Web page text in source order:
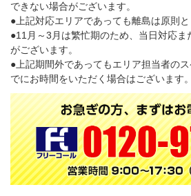
できない場合がございます。
●上記対応エリアであっても離島は原則と
●11月～3月は繁忙期のため、当日対応
がございます。
●上記期間外であってもエリア担当者の
でにお時間をいただく場合はございます。